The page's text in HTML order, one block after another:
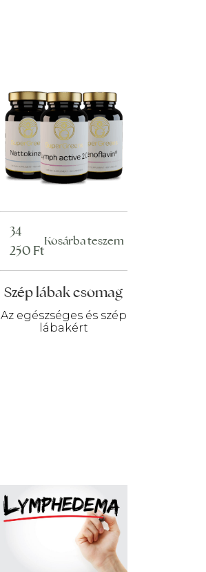
Szép lábak csomag
Az egészséges és szép
lábakért
34
250 Ft
Kosárba teszem